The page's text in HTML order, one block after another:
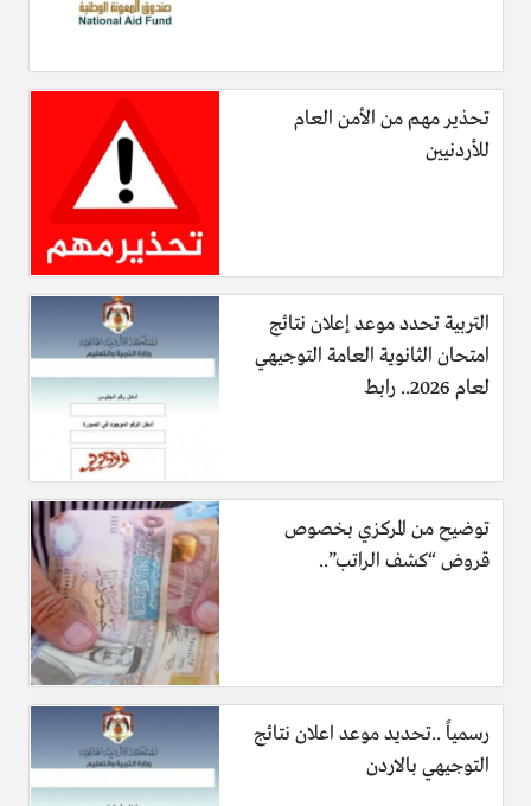
تحذير مهم من الأمن العام
للأردنيين
التربية تحدد موعد إعلان نتائج
امتحان الثانوية العامة التوجيهي
لعام 2026.. رابط
توضيح من المركزي بخصوص
قروض “كشف الراتب”..
رسمياً ..تحديد موعد اعلان نتائج
التوجيهي بالاردن